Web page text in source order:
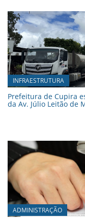
INFRAESTRUTURA
Prefeitura de Cupira
da Av. Júlio Leitão de
ADMINISTRAÇÃO